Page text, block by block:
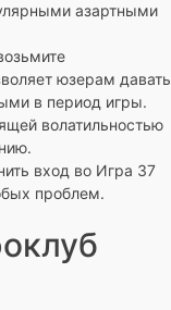
азартными
юзерам давать
в период игры.
волатильностью
вход во Игра 37
проблем.